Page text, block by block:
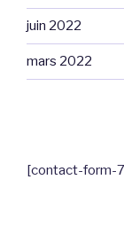
juin 2022
mars 2022
[contact-form-